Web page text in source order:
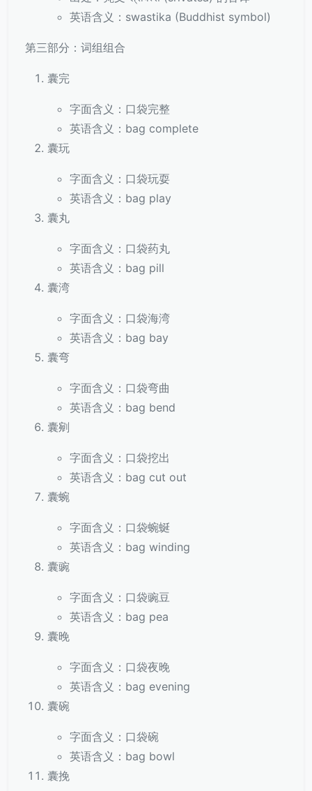
英语含义：swastika (Buddhist symbol)
第三部分：词组组合
囊完
字面含义：口袋完整
英语含义：bag complete
囊玩
字面含义：口袋玩耍
英语含义：bag play
囊丸
字面含义：口袋药丸
英语含义：bag pill
囊湾
字面含义：口袋海湾
英语含义：bag bay
囊弯
字面含义：口袋弯曲
英语含义：bag bend
囊剜
字面含义：口袋挖出
英语含义：bag cut out
囊蜿
字面含义：口袋蜿蜒
英语含义：bag winding
囊豌
字面含义：口袋豌豆
英语含义：bag pea
囊晚
字面含义：口袋夜晚
英语含义：bag evening
囊碗
字面含义：口袋碗
英语含义：bag bowl
囊挽